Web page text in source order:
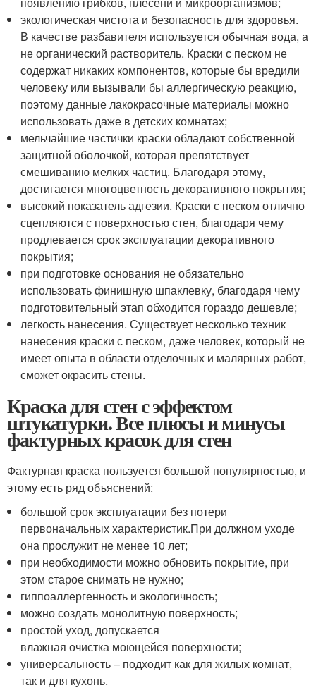
экологическая чистота и безопасность для здоровья.
В качестве разбавителя используется обычная вода, а
не органический растворитель. Краски с песком не
содержат никаких компонентов, которые бы вредили
человеку или вызывали бы аллергическую реакцию,
поэтому данные лакокрасочные материалы можно
использовать даже в детских комнатах;
мельчайшие частички краски обладают собственной
защитной оболочкой, которая препятствует
смешиванию мелких частиц. Благодаря этому,
достигается многоцветность декоративного покрытия;
высокий показатель адгезии. Краски с песком отлично
сцепляются с поверхностью стен, благодаря чему
продлевается срок эксплуатации декоративного
покрытия;
при подготовке основания не обязательно
использовать финишную шпаклевку, благодаря чему
подготовительный этап обходится гораздо дешевле;
легкость нанесения. Существует несколько техник
нанесения краски с песком, даже человек, который не
имеет опыта в области отделочных и малярных работ,
сможет окрасить стены.
Краска для стен с эффектом
штукатурки. Все плюсы и минусы
фактурных красок для стен
Фактурная краска пользуется большой популярностью, и
этому есть ряд объяснений:
большой срок эксплуатации без потери
первоначальных характеристик.При должном уходе
она прослужит не менее 10 лет;
при необходимости можно обновить покрытие, при
этом старое снимать не нужно;
гиппоаллергенность и экологичность;
можно создать монолитную поверхность;
простой уход, допускается
влажная очистка моющейся поверхности;
универсальность – подходит как для жилых комнат,
так и для кухонь.